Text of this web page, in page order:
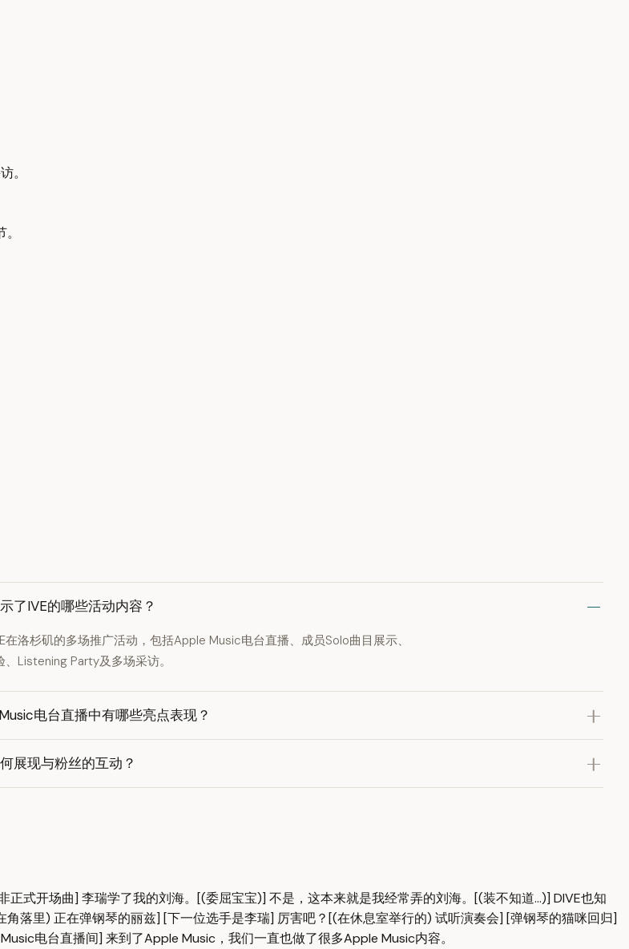
。
了IVE的哪些活动内容？
在洛杉矶的多场推广活动，包括Apple Music电台直播、成员Solo曲目展示、
Listening Party及多场采访。
电台直播中有哪些亮点表现？
展现与粉丝的互动？
式开场曲] 李瑞学了我的刘海。[(委屈宝宝)] 不是，这本来就是我经常弄的刘海。[(装不知道...)] DIVE也知
落里) 正在弹钢琴的丽兹] [下一位选手是李瑞] 厉害吧？[(在休息室举行的) 试听演奏会] [弹钢琴的猫咪回归]
电台直播间] 来到了Apple Music，我们一直也做了很多Apple Music内容。